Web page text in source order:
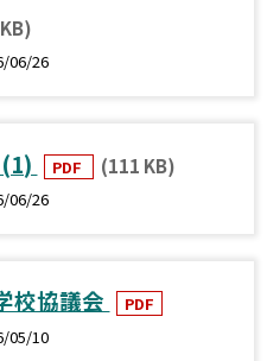
06/26
PDF (111 KB)
06/26
協議会
PDF
05/10